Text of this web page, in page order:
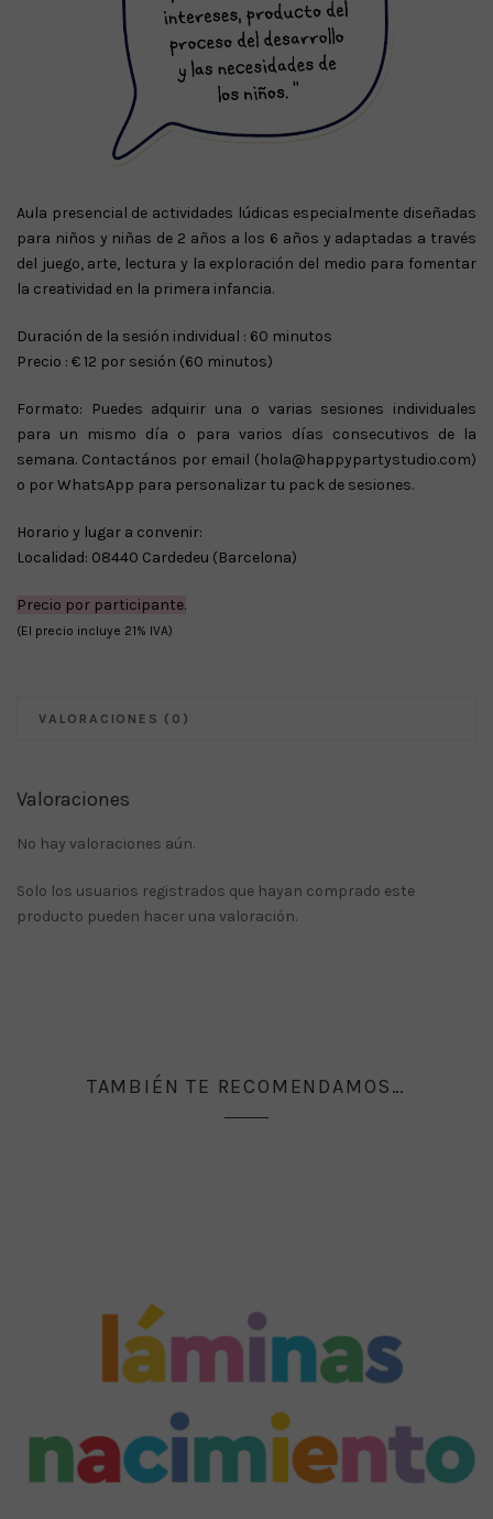
Aula presencial de actividades lúdicas especialmente diseñadas
para niños y niñas de 2 años a los 6 años y adaptadas a través
del juego, arte, lectura y la exploración del medio para fomentar
la creatividad en la primera infancia.
Duración de la sesión individual : 60 minutos
Precio : € 12 por sesión (60 minutos)
Formato: Puedes adquirir una o varias sesiones individuales
para un mismo día o para varios días consecutivos de la
semana. Contactános por email (hola@happypartystudio.com)
o por WhatsApp para personalizar tu pack de sesiones.
Horario y lugar a convenir:
Localidad: 08440 Cardedeu (Barcelona)
Precio por participante.
(El precio incluye 21% IVA)
VALORACIONES (0)
Valoraciones
No hay valoraciones aún.
Solo los usuarios registrados que hayan comprado este
producto pueden hacer una valoración.
TAMBIÉN TE RECOMENDAMOS…